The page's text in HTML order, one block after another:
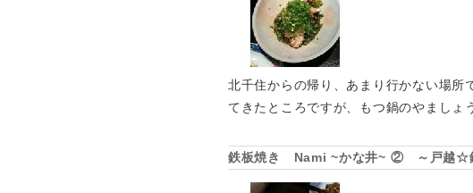
北千住からの帰り、あまり行かない場所
てきたところですが、もつ鍋のやましょ
鉄板焼き Nami ~かな井~ ② ～戸越☆